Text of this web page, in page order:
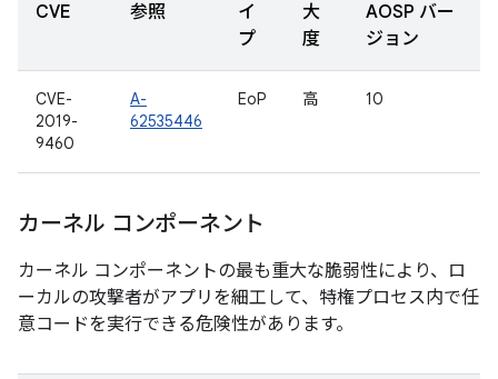
CVE 参照
イ
プ
大
度
AOSP バー
ジョン
CVE-
2019-
9460
A-
62535446
EoP 高 10
カーネル コンポーネント
カーネル コンポーネントの最も重大な脆弱性により、ロ
ーカルの攻撃者がアプリを細工して、特権プロセス内で任
意コードを実行できる危険性があります。